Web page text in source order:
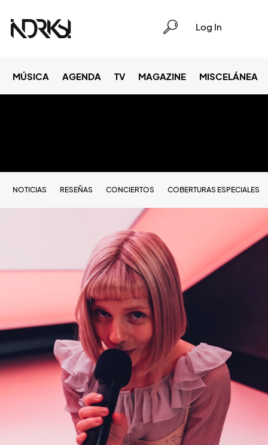
Log In
MÚSICA AGENDA TV MAGAZINE MISCELÁNEA
NOTICIAS RESEÑAS CONCIERTOS COBERTURAS ESPECIALES